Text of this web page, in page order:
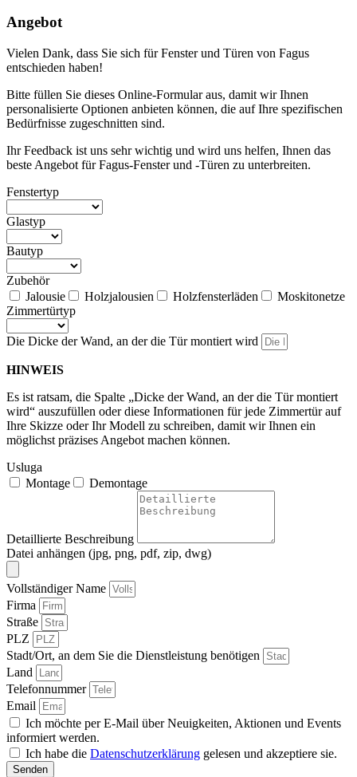
Angebot
Vielen Dank, dass Sie sich für Fenster und Türen von Fagus
entschieden haben!
Bitte füllen Sie dieses Online-Formular aus, damit wir Ihnen
personalisierte Optionen anbieten können, die auf Ihre spezifischen
Bedürfnisse zugeschnitten sind.
Ihr Feedback ist uns sehr wichtig und wird uns helfen, Ihnen das
beste Angebot für Fagus-Fenster und -Türen zu unterbreiten.
Fenstertyp
Glastyp
Bautyp
Zubehör
Jalousie
Holzjalousien Holzfensterläden
Moskitonetze
Zimmertürtyp
Die Dicke der Wand, an der die Tür montiert wird
HINWEIS
Es ist ratsam, die Spalte „Dicke der Wand, an der die Tür montiert
wird“ auszufüllen oder diese Informationen für jede Zimmertür auf
Ihre Skizze oder Ihr Modell zu schreiben, damit wir Ihnen ein
möglichst präzises Angebot machen können.
Usluga
Montage
Demontage
Detaillierte Beschreibung
Datei anhängen (jpg, png, pdf, zip, dwg)
Vollständiger Name
Firma
Straße
PLZ
Stadt/Ort, an dem Sie die Dienstleistung benötigen
Land
Telefonnummer
Email
Ich möchte per E-Mail über Neuigkeiten, Aktionen und Events
informiert werden.
Ich habe die Datenschutzerklärung gelesen und akzeptiere sie.
Senden